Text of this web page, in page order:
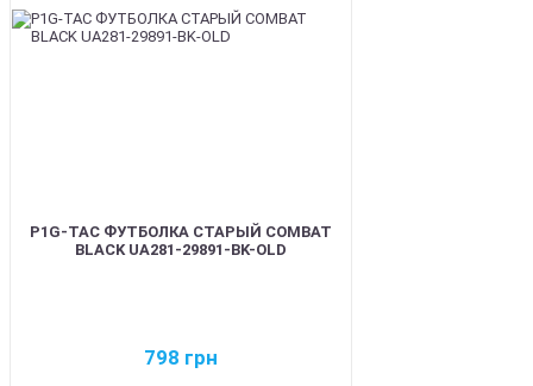
P1G-TAC ФУТБОЛКА СТАРЫЙ COMBAT
BLACK UA281-29891-BK-OLD
798 грн